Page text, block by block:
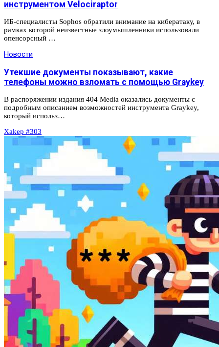
инструментом Velociraptor
ИБ-специалисты Sophos обратили внимание на кибератаку, в
рамках которой неизвестные злоумышленники использовали
опенсорсный …
Новости
Утекшие документы показывают, какие
телефоны можно взломать с помощью Graykey
В распоряжении издания 404 Media оказались документы с
подробным описанием возможностей инструмента Graykey,
который использ…
Xakep #303